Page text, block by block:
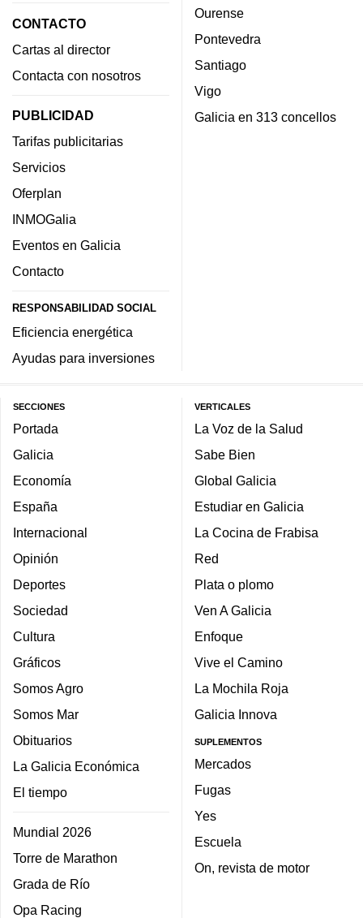
CONTACTO
Cartas al director
Contacta con nosotros
PUBLICIDAD
Tarifas publicitarias
Servicios
Oferplan
INMOGalia
Eventos en Galicia
Contacto
RESPONSABILIDAD SOCIAL
Eficiencia energética
Ayudas para inversiones
Ourense
Pontevedra
Santiago
Vigo
Galicia en 313 concellos
SECCIONES
Portada
Galicia
Economía
España
Internacional
Opinión
Deportes
Sociedad
Cultura
Gráficos
Somos Agro
Somos Mar
Obituarios
La Galicia Económica
El tiempo
Mundial 2026
Torre de Marathon
Grada de Río
Opa Racing
VERTICALES
La Voz de la Salud
Sabe Bien
Global Galicia
Estudiar en Galicia
La Cocina de Frabisa
Red
Plata o plomo
Ven A Galicia
Enfoque
Vive el Camino
La Mochila Roja
Galicia Innova
SUPLEMENTOS
Mercados
Fugas
Yes
Escuela
On, revista de motor